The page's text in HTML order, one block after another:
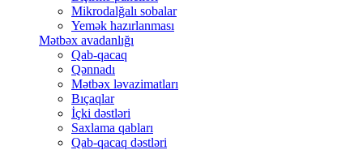
Mikrodalğalı sobalar
Yemək hazırlanması
Mətbəx avadanlığı
Qab-qacaq
Qənnadı
Mətbəx ləvazimatları
Bıçaqlar
İçki dəstləri
Saxlama qabları
Qab-qacaq dəstləri